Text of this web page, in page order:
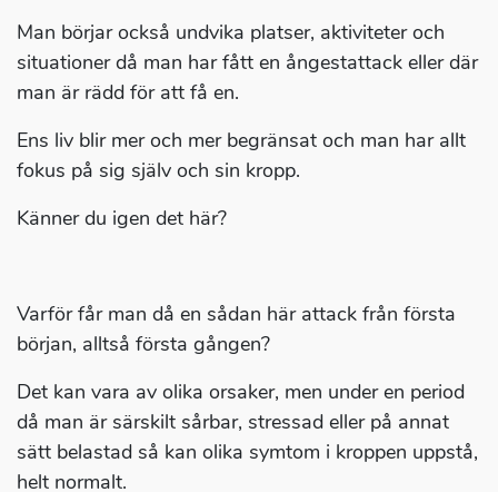
Man börjar också undvika platser, aktiviteter och
situationer då man har fått en ångestattack eller där
man är rädd för att få en.
Ens liv blir mer och mer begränsat och man har allt
fokus på sig själv och sin kropp.
Känner du igen det här?
Varför får man då en sådan här attack från första
början, alltså första gången?
Det kan vara av olika orsaker, men under en period
då man är särskilt sårbar, stressad eller på annat
sätt belastad så kan olika symtom i kroppen uppstå,
helt normalt.